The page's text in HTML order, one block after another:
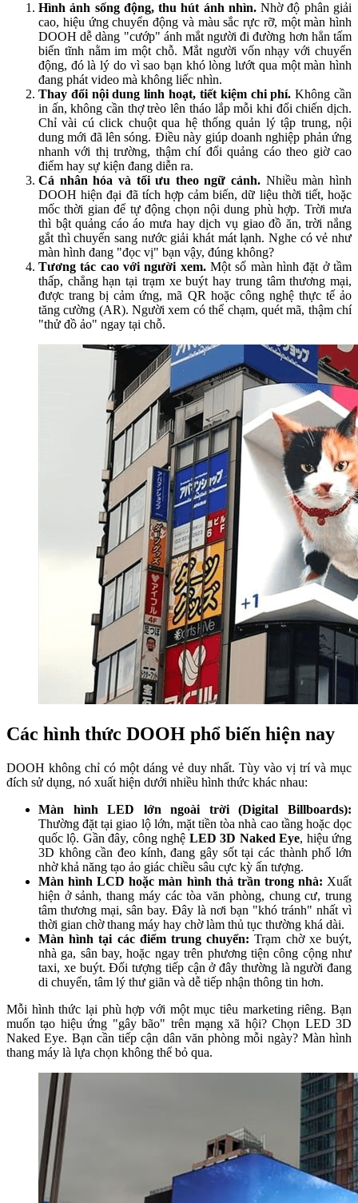
Hình ảnh sống động, thu hút ánh nhìn.Nhờ độ phân giải
cao, hiệu ứng chuyển động và màu sắc rực rỡ, một màn hình
DOOH dễ dàng "cướp" ánh mắt người đi đường hơn hẳn tấm
biển tĩnh nằm im một chỗ. Mắt người vốn nhạy với chuyển
động, đó là lý do vì sao bạn khó lòng lướt qua một màn hình
đang phát video mà không liếc nhìn.
Thay đổi nội dung linh hoạt, tiết kiệm chi phí. Không cần
in ấn, không cần thợ trèo lên tháo lắp mỗi khi đổi chiến dịch.
Chỉ vài cú click chuột qua hệ thống quản lý tập trung, nội
dung mới đã lên sóng. Điều này giúp doanh nghiệp phản ứng
nhanh với thị trường, thậm chí đổi quảng cáo theo giờ cao
điểm hay sự kiện đang diễn ra.
Cá nhân hóa và tối ưu theo ngữ cảnh. Nhiều màn hình
DOOH hiện đại đã tích hợp cảm biến, dữ liệu thời tiết, hoặc
mốc thời gian để tự động chọn nội dung phù hợp. Trời mưa
thì bật quảng cáo áo mưa hay dịch vụ giao đồ ăn, trời nắng
gắt thì chuyển sang nước giải khát mát lạnh. Nghe có vẻ như
màn hình đang "đọc vị" bạn vậy, đúng không?
Tương tác cao với người xem.Một số màn hình đặt ở tầm
thấp, chẳng hạn tại trạm xe buýt hay trung tâm thương mại,
được trang bị cảm ứng, mã QR hoặc công nghệ thực tế ảo
tăng cường (AR). Người xem có thể chạm, quét mã, thậm chí
"thử đồ ảo" ngay tại chỗ.
Các hình thức DOOH phổ biến hiện nay
DOOH không chỉ có một dáng vẻ duy nhất. Tùy vào vị trí và mục
đích sử dụng, nó xuất hiện dưới nhiều hình thức khác nhau:
Màn hình LED lớn ngoài trời (Digital Billboards):
Thường đặt tại giao lộ lớn, mặt tiền tòa nhà cao tầng hoặc dọc
quốc lộ. Gần đây, công nghệ LED 3D Naked Eye, hiệu ứng
3D không cần đeo kính, đang gây sốt tại các thành phố lớn
nhờ khả năng tạo ảo giác chiều sâu cực kỳ ấn tượng.
Màn hình LCD hoặc màn hình thả trần trong nhà: Xuất
hiện ở sảnh, thang máy các tòa văn phòng, chung cư, trung
tâm thương mại, sân bay. Đây là nơi bạn "khó tránh" nhất vì
thời gian chờ thang máy hay chờ làm thủ tục thường khá dài.
Màn hình tại các điểm trung chuyển: Trạm chờ xe buýt,
nhà ga, sân bay, hoặc ngay trên phương tiện công cộng như
taxi, xe buýt. Đối tượng tiếp cận ở đây thường là người đang
di chuyển, tâm lý thư giãn và dễ tiếp nhận thông tin hơn.
Mỗi hình thức lại phù hợp với một mục tiêu marketing riêng. Bạn
muốn tạo hiệu ứng "gây bão" trên mạng xã hội? Chọn LED 3D
Naked Eye. Bạn cần tiếp cận dân văn phòng mỗi ngày? Màn hình
thang máy là lựa chọn không thể bỏ qua.